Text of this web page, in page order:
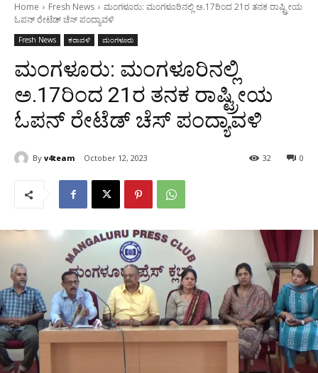
Home Fresh News
ಮಂಗಳೂರು: ಮಂಗಳೂರಿನಲ್ಲಿ ಅ.17ರಿಂದ 21ರ ತನಕ ರಾಷ್ಟ್ರೀಯ
ಓಪನ್ ರೇಟೆಡ್ ಚೆಸ್ ಪಂದ್ಯಾವಳಿ
Fresh News ಕರಾವಳಿ ಮಂಗಳೂರು
ಮಂಗಳೂರು: ಮಂಗಳೂರಿನಲ್ಲಿ
ಅ.17ರಿಂದ 21ರ ತನಕ ರಾಷ್ಟ್ರೀಯ
ಓಪನ್ ರೇಟೆಡ್ ಚೆಸ್ ಪಂದ್ಯಾವಳಿ
By v4team October 12, 2023 0
32